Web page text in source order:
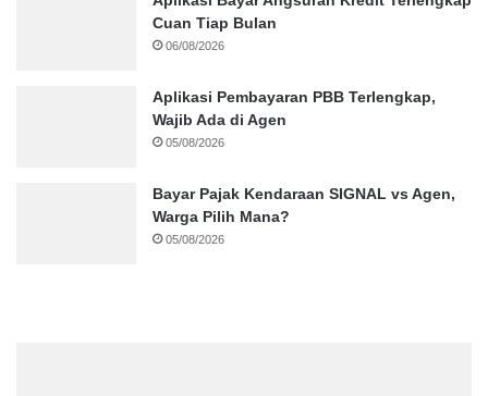
Cuan Tiap Bulan
06/08/2026
Aplikasi Pembayaran PBB Terlengkap,
Wajib Ada di Agen
05/08/2026
Bayar Pajak Kendaraan SIGNAL vs Agen,
Warga Pilih Mana?
05/08/2026